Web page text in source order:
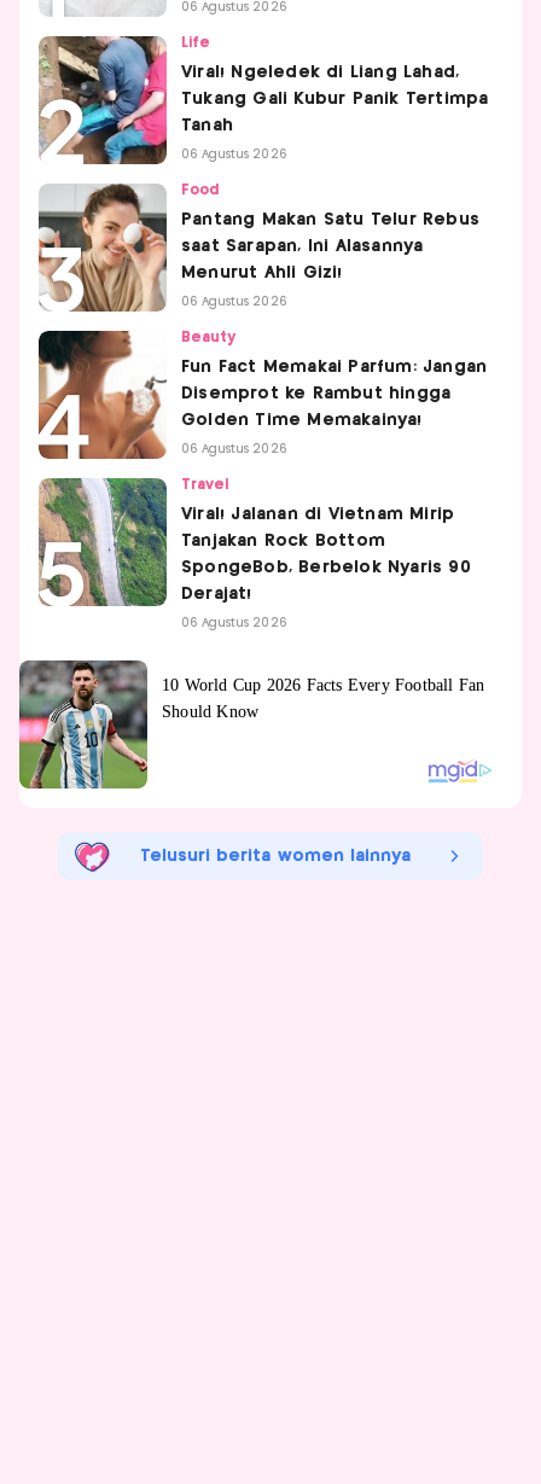
06 Agustus 2026
Life
Viral! Ngeledek di Liang Lahad,
Tukang Gali Kubur Panik Tertimpa
Tanah
06 Agustus 2026
Food
Pantang Makan Satu Telur Rebus
saat Sarapan, Ini Alasannya
Menurut Ahli Gizi!
06 Agustus 2026
Beauty
Fun Fact Memakai Parfum: Jangan
Disemprot ke Rambut hingga
Golden Time Memakainya!
06 Agustus 2026
Travel
Viral! Jalanan di Vietnam Mirip
Tanjakan Rock Bottom
SpongeBob, Berbelok Nyaris 90
Derajat!
06 Agustus 2026
Telusuri berita women lainnya